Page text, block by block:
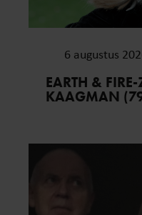
6 augustus
EARTH &
KAAGMAN